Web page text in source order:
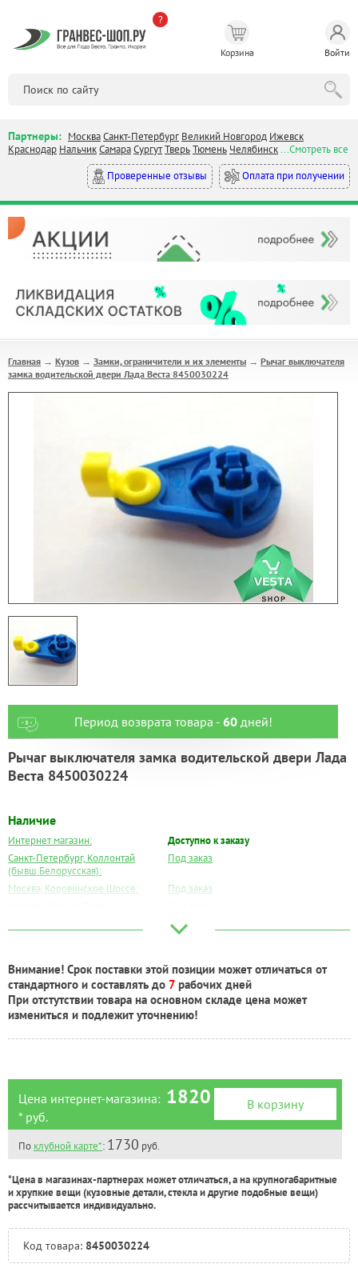
?
Корзина Войти
Партнеры: МоскваСанкт-Петербург Великий Новгород Ижевск
Краснодар НальчикСамараСургутТверьТюмень Челябинск...Смотреть все
Проверенные отзывы
Оплата при получении
Главная → Кузов → Замки, ограничители и их элементы → Рычаг выключателя
замка водительской двери Лада Веста 8450030224
Период возврата товара - 60дней!
Рычаг выключателя замка водительской двери Лада
Веста 8450030224
Наличие
Интернет магазин:
Доступно к заказу
Санкт-Петербург, Коллонтай
(бывш.Белорусская):
Под заказ
Москва, Коровинское Шоссе:
Под заказ
Под заказ
Самара:
Есть
Тверь:
Под заказ
Тюмень:
Под заказ
Внимание! Срок поставки этой позиции может отличаться от
стандартного и составлять до 7 рабочих дней
При отстутствии товара на основном складе цена может
измениться и подлежит уточнению!
Цена интернет-магазина: 1820
* руб.
В корзину
По клубной карте*: 1730 руб.
*Цена в магазинах-партнерах может отличаться, а на крупногабаритные
и хрупкие вещи (кузовные детали, стекла и другие подобные вещи)
рассчитывается индивидуально.
Код товара: 8450030224